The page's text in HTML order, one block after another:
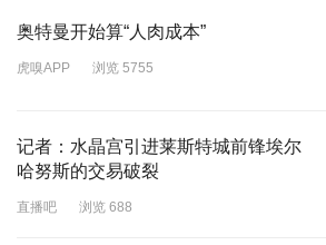
奥特曼开始算“人肉成本”
虎嗅APP 浏览 5755
记者：水晶宫引进莱斯特城前锋埃尔
哈努斯的交易破裂
直播吧 浏览 688